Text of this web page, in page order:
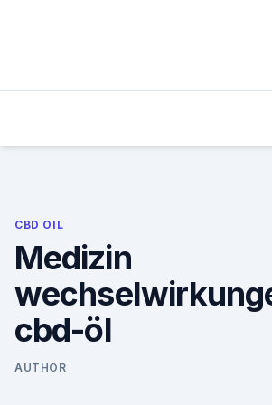
CBD OIL
Medizin
cbd-öl
AUTHOR